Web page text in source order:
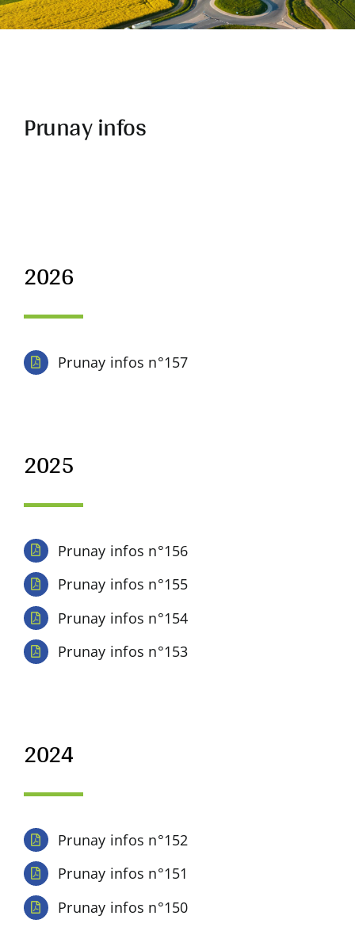
Prunay infos
2026
Prunay infos n°157
2025
Prunay infos n°156
Prunay infos n°155
Prunay infos n°154
Prunay infos n°153
2024
Prunay infos n°152
Prunay infos n°151
Prunay infos n°150